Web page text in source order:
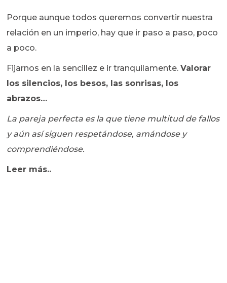
Porque aunque todos queremos convertir nuestra
relación en un imperio, hay que ir paso a paso, poco
a poco.
Fijarnos en la sencillez e ir tranquilamente.Valorar
los silencios, los besos, las sonrisas, los
abrazos…
La pareja perfecta es la que tiene multitud de fallos
y aún así siguen respetándose, amándose y
comprendiéndose.
Leer más..